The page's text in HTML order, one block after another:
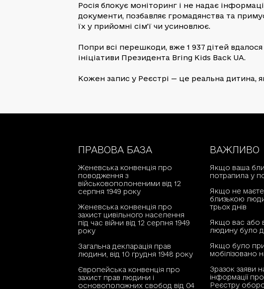
Росія блокує моніторинг і не надає
документи, позбавляє громадянства та
їх у прийомні сім’ї чи усиновлює.
Попри всі перешкоди, вже 1 937 дітей
ініціативи Президента Bring Kids Back UA.
Кожен запис у Реєстрі — це реальна дитина,
ПРАВОВА БАЗА
Женевська конвенція про
поводження з
військовополоненими від 12
серпня 1949 року
Женевська конвенція про
захист цивільного населення
під час війни від 12 серпня 1949
року
Загальна декларація прав
людини, від 10 грудня 1948 року
Європейська конвенція про
захист прав людини і
основоположних свобод від 04
ВАЖЛИВО
Якщо ваша
потрапила у
Якщо не маєте
близькою
трьох днів
Якщо вас або
людину було
Якщо було
мобілізовано
Зразок заяви
інформації
Реєстру